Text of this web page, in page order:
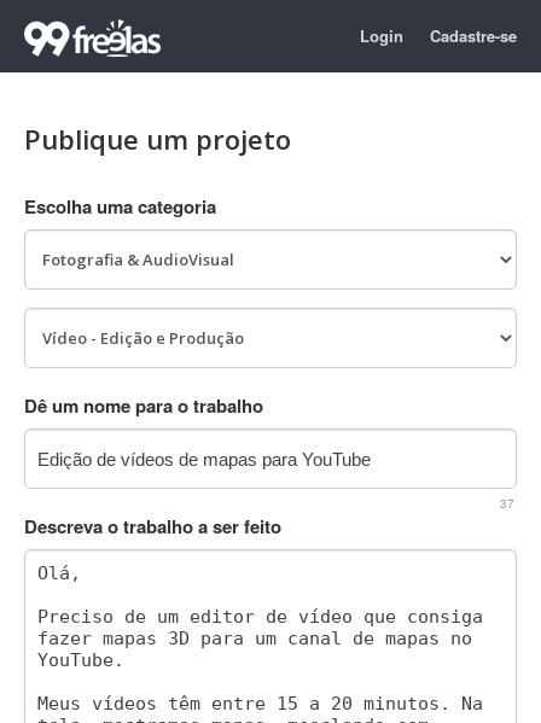
Login Cadastre-se
Publique um projeto
Escolha uma categoria
Dê um nome para o trabalho
37
Descreva o trabalho a ser feito